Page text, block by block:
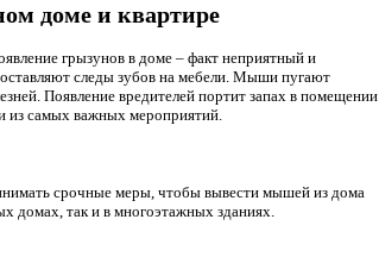
доме и квартире
грызунов в доме – факт неприятный и
следы зубов на мебели. Мыши пугают
Появление вредителей портит запах в помещении
из самых важных мероприятий.
срочные меры, чтобы вывести мышей из дома
домах, так и в многоэтажных зданиях.